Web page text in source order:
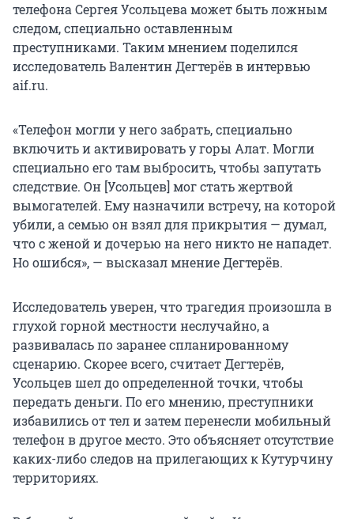
телефона Сергея Усольцева может быть ложным
следом, специально оставленным
преступниками. Таким мнением поделился
исследователь Валентин Дегтерёв в интервью
aif.ru.
«Телефон могли у него забрать, специально
включить и активировать у горы Алат. Могли
специально его там выбросить, чтобы запутать
следствие. Он [Усольцев] мог стать жертвой
вымогателей. Ему назначили встречу, на которой
убили, а семью он взял для прикрытия — думал,
что с женой и дочерью на него никто не нападет.
Но ошибся», — высказал мнение Дегтерёв.
Исследователь уверен, что трагедия произошла в
глухой горной местности неслучайно, а
развивалась по заранее спланированному
сценарию. Скорее всего, считает Дегтерёв,
Усольцев шел до определенной точки, чтобы
передать деньги. По его мнению, преступники
избавились от тел и затем перенесли мобильный
телефон в другое место. Это объясняет отсутствие
каких-либо следов на прилегающих к Кутурчину
территориях.